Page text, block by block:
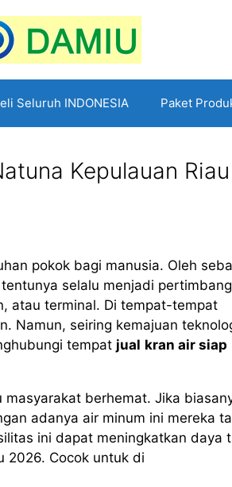
Seluruh INDONESIA Paket
Kepulauan Riau
pokok bagi manusia. Oleh
selalu menjadi
atau terminal. Di tempat-tempat
Namun, seiring kemajuan
tempat jual kran air siap
berhemat. Jika
adanya air minum ini mereka
ini dapat meningkatkan daya
2026. Cocok untuk di